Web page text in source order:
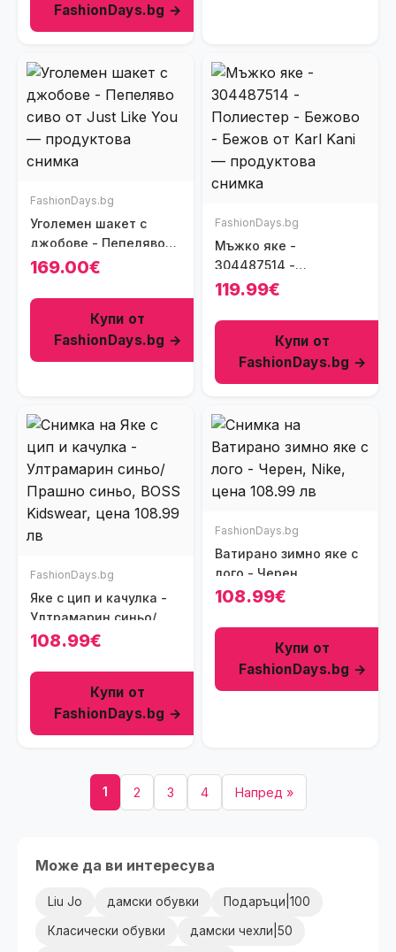
FashionDays.bg →
FashionDays.bg
Уголемен шакет с
джобове - Пепеляво
сиво
169.00€
Купи от
FashionDays.bg →
FashionDays.bg
Мъжко яке -
304487514 -
Полиестер - Бежово -
119.99€
Купи от
FashionDays.bg →
FashionDays.bg
Яке с цип и качулка -
Ултрамарин синьо/
Прашно синьо
108.99€
Купи от
FashionDays.bg →
FashionDays.bg
Ватирано зимно яке с
лого - Черен
108.99€
Купи от
FashionDays.bg →
1 2 3 4 Напред »
Може да ви интересува
Liu Jo дамски обувки Подаръци|100
Класически обувки дамски чехли|50